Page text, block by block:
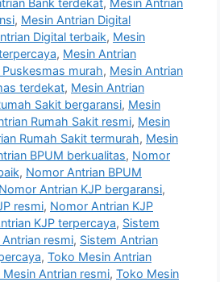
Bank terdekat, Mesin Antrian
, Mesin Antrian Digital
Digital terbaik, Mesin
, Mesin Antrian
murah, Mesin Antrian
terdekat, Mesin Antrian
Sakit bergaransi, Mesin
Rumah Sakit resmi, Mesin
Rumah Sakit termurah, Mesin
BPUM berkualitas, Nomor
, Nomor Antrian BPUM
Nomor Antrian KJP bergaransi,
resmi, Nomor Antrian KJP
KJP terpercaya, Sistem
resmi, Sistem Antrian
, Toko Mesin Antrian
Mesin Antrian resmi, Toko Mesin